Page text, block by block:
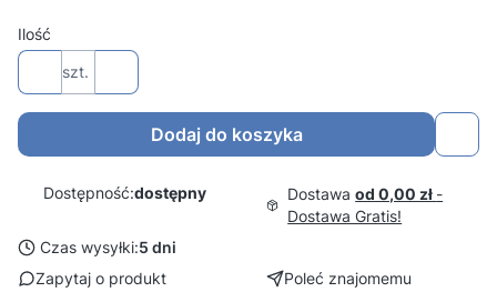
Ilość
szt.
Dodaj do koszyka
Dostępność:dostępny Dostawaod 0,00 zł -
Dostawa Gratis!
Czas wysyłki:5 dni
Zapytaj o produkt
Poleć znajomemu